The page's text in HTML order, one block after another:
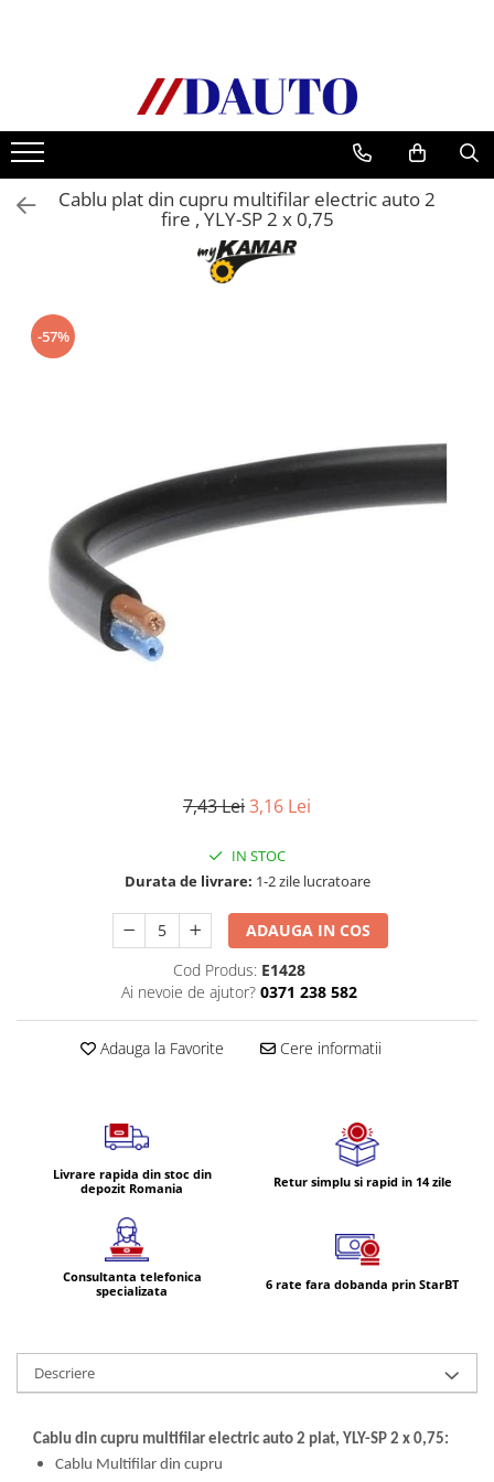
Bullbare, Suporti lumini camioane
Accesorii inox
DAF
CF Euro 6
DAF XF Euro 6
Daf XG
Mercedes Actros
Mercedes Actros MP2
Mercedes Actros MP3
Scania R S G P Next Generation
Volvo Aero
Volvo FH 2 Euro 4
Volvo Model FM
Lumini, Becuri, Proiectoare
Accesorii iluminare LED camioane
Bare LED (LED Bar) off-road, auto
Becuri auto
Becuri Led Auto
Becuri Xenon Auto
Faruri Camioane, Utilaje &
Tractoare
Cablu plat din cupru multifilar electric auto 2
fire , YLY-SP 2 x 0,75
-57%
7,43 Lei3,16 Lei
IN STOC
Durata de livrare: 1-2 zile lucratoare
ADAUGA IN COS
Cod Produs: E1428
Ai nevoie de ajutor? 0371 238 582
Adauga la Favorite Cere informatii
Livrare rapida din stoc din
depozit Romania
Retur simplu si rapid in 14 zile
Consultanta telefonica
specializata
6 rate fara dobanda prin StarBT
Descriere
Cablu din cupru multifilar electric auto 2 plat, YLY-SP 2 x 0,75:
Cablu Multifilar din cupru